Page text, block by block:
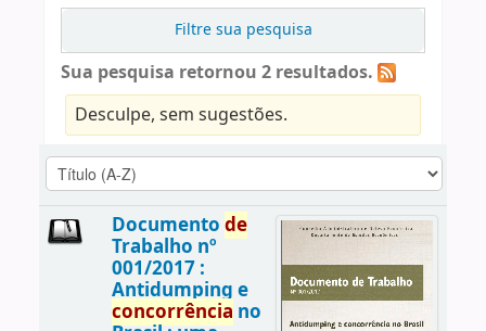
Filtre sua pesquisa
Sua pesquisa retornou 2 resultados.
Desculpe, sem sugestões.
Documento de
Trabalho nº
001/2017 :
Antidumping e
concorrência no